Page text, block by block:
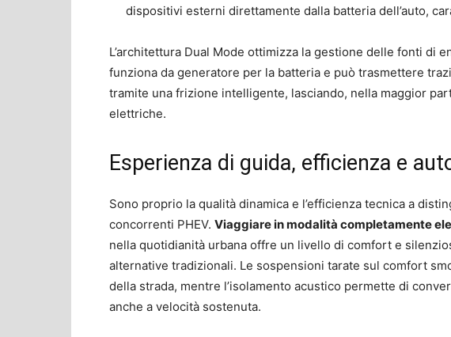
dispositivi esterni direttamente dalla batteria dell’auto,
L’architettura Dual Mode ottimizza la gestione delle fonti di
funziona da generatore per la batteria e può trasmettere
tramite una frizione intelligente, lasciando, nella maggior
elettriche.
Esperienza di guida, efficienza e
Sono proprio la qualità dinamica e l’efficienza tecnica a
concorrenti PHEV. Viaggiare in modalità completamente
nella quotidianità urbana offre un livello di comfort e
alternative tradizionali. Le sospensioni tarate sul comfort
della strada, mentre l’isolamento acustico permette di
anche a velocità sostenuta.